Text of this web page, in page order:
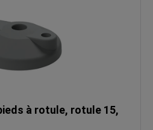
à rotule, rotule 15,